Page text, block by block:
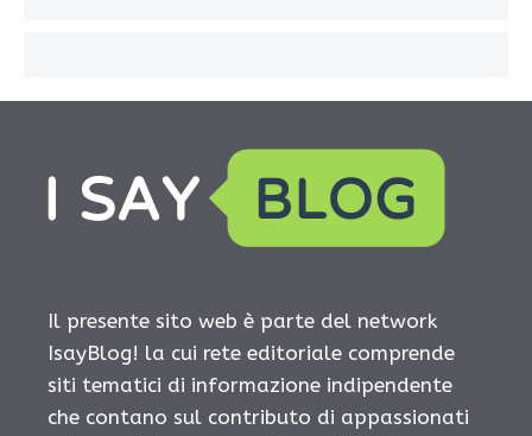
Il presente sito web è parte del network
IsayBlog! la cui rete editoriale comprende
siti tematici di informazione indipendente
che contano sul contributo di appassionati